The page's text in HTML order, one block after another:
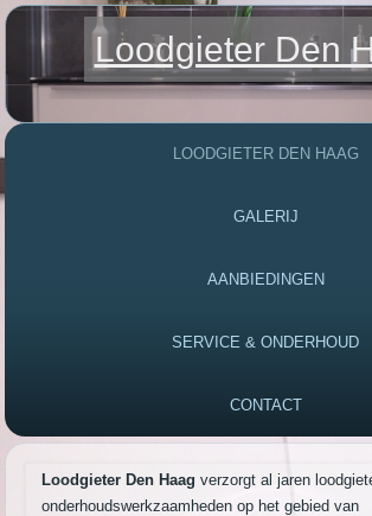
Loodgieter Den
LOODGIETER DEN HAAG
GALERIJ
AANBIEDINGEN
SERVICE & ONDERHOUD
CONTACT
Loodgieter Den Haag verzorgt al jaren
onderhoudswerkzaamheden op het gebied van